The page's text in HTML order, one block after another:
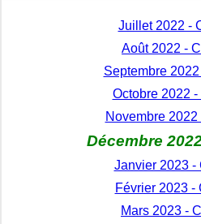
Juillet 2022 -
Août 2022 -
Septembre
Octobre 2022
Novembre 2022
Décembre
Janvier 2023 -
Février 2023 -
Mars 2023 -